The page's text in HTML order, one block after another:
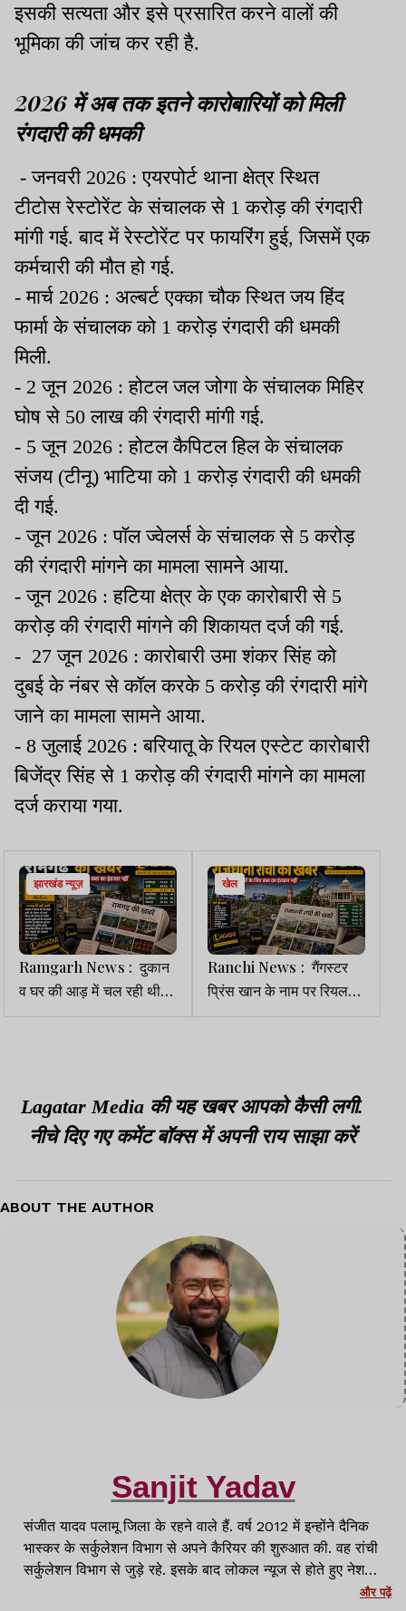
इसकी सत्यता और इसे प्रसारित करने वालों की
भूमिका की जांच कर रही है.
2026 में अब तक इतने कारोबारियों को मिली
रंगदारी की धमकी
- जनवरी 2026 : एयरपोर्ट थाना क्षेत्र स्थित
टीटोस रेस्टोरेंट के संचालक से 1 करोड़ की रंगदारी
मांगी गई. बाद में रेस्टोरेंट पर फायरिंग हुई, जिसमें एक
कर्मचारी की मौत हो गई.
- मार्च 2026 : अल्बर्ट एक्का चौक स्थित जय हिंद
फार्मा के संचालक को 1 करोड़ रंगदारी की धमकी
मिली.
- 2 जून 2026 : होटल जल जोगा के संचालक मिहिर
घोष से 50 लाख की रंगदारी मांगी गई.
- 5 जून 2026 : होटल कैपिटल हिल के संचालक
संजय (टीनू) भाटिया को 1 करोड़ रंगदारी की धमकी
दी गई.
- जून 2026 : पॉल ज्वेलर्स के संचालक से 5 करोड़
की रंगदारी मांगने का मामला सामने आया.
- जून 2026 : हटिया क्षेत्र के एक कारोबारी से 5
करोड़ की रंगदारी मांगने की शिकायत दर्ज की गई.
- 27 जून 2026 : कारोबारी उमा शंकर सिंह को
दुबई के नंबर से कॉल करके 5 करोड़ की रंगदारी मांगे
जाने का मामला सामने आया.
- 8 जुलाई 2026 : बरियातू के रियल एस्टेट कारोबारी
बिजेंद्र सिंह से 1 करोड़ की रंगदारी मांगने का मामला
दर्ज कराया गया.
झारखंड न्यूज़
Ramgarh News : दुकान
व घर की आड़ में चल रही थी
मिनी गन फैक्ट्री, महिला समेत
खेल
Ranchi News : गैंगस्टर
प्रिंस खान के नाम पर रियल
एस्टेट कारोबारी से 1 करोड़
Lagatar Media की यह खबर आपको कैसी लगी.
नीचे दिए गए कमेंट बॉक्स में अपनी राय साझा करें
ABOUT THE AUTHOR
Sanjit Yadav
संजीत यादव पलामू जिला के रहने वाले हैं. वर्ष 2012 में इन्होंने दैनिक
भास्कर के सर्कुलेशन विभाग से अपने कैरियर की शुरुआत की. वह रांची
सर्कुलेशन विभाग से जुड़े रहे. इसके बाद लोकल न्यूज से होते हुए नेशनल
मीडिया प्लेटफॉर्म्स जैसे APN News, News11 और NewsWingऔर पढ़ें